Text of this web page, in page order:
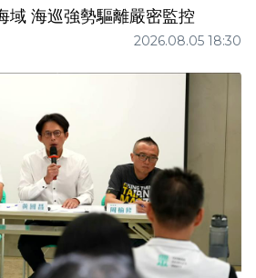
域 海巡強勢驅離嚴密監控
2026.08.05 18:30